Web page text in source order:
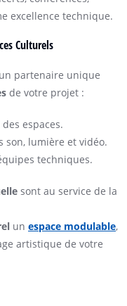
excellence technique.
Culturels
partenaire unique
de votre projet :
espaces.
son, lumière et vidéo.
techniques.
sont au service de la
un espace modulable,
artistique de votre